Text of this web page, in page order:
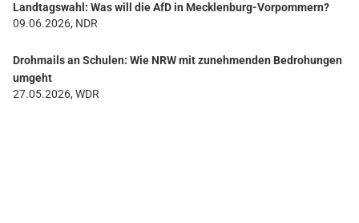
Landtagswahl: Was will die AfD in Mecklenburg-Vorpommern?
09.06.2026, NDR
Drohmails an Schulen: Wie NRW mit zunehmenden Bedrohungen
umgeht
27.05.2026, WDR